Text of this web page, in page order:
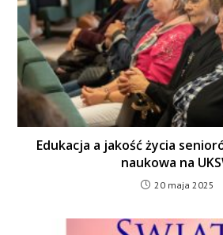
Edukacja a jakość życia
naukowa na
20 maja 2025